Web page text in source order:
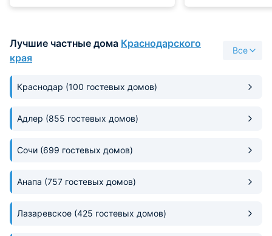
кухня и спальни. Мебель хорошая,
но зато пожить удается в хороших
условиях и в спокойной
номер на двоих
вдвоем не
на первом этаже
либо вопросов.
Лучшие частные дома Краснодарского
края
Все
Краснодар (100 гостевых домов)
Адлер (855 гостевых домов)
Сочи (699 гостевых домов)
Анапа (757 гостевых домов)
Лазаревское (425 гостевых домов)